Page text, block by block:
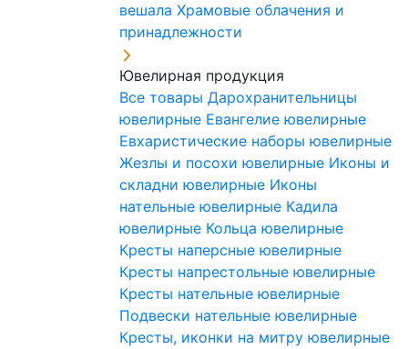
вешала Храмовые облачения и
принадлежности
Ювелирная продукция
Все товары Дарохранительницы
ювелирные Евангелие ювелирные
Евхаристические наборы ювелирные
Жезлы и посохи ювелирные Иконы и
складни ювелирные Иконы
нательные ювелирные Кадила
ювелирные Кольца ювелирные
Кресты наперсные ювелирные
Кресты напрестольные ювелирные
Кресты нательные ювелирные
Подвески нательные ювелирные
Кресты, иконки на митру ювелирные